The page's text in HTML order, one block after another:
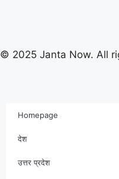
© 2025 Janta Now. All
Homepage
देश
उत्तर प्रदेश